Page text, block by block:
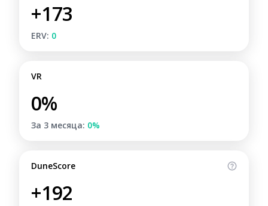
+173
ERV: 0
VR
0%
За 3 месяца: 0%
DuneScore
+192